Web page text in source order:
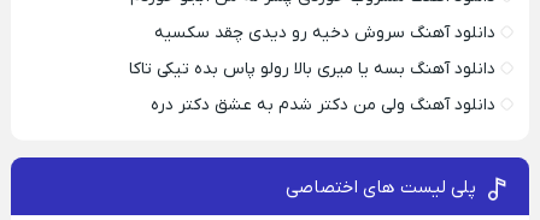
دانلود آهنگ سروش دخیه رو دیدی چقد سکسیه
دانلود آهنگ بسه یا میری بالا رولو پاس بده تیکی تاکا
دانلود آهنگ ولی من دکتر شدم به عشق دکتر دره
پلی لیست های اختصاصی